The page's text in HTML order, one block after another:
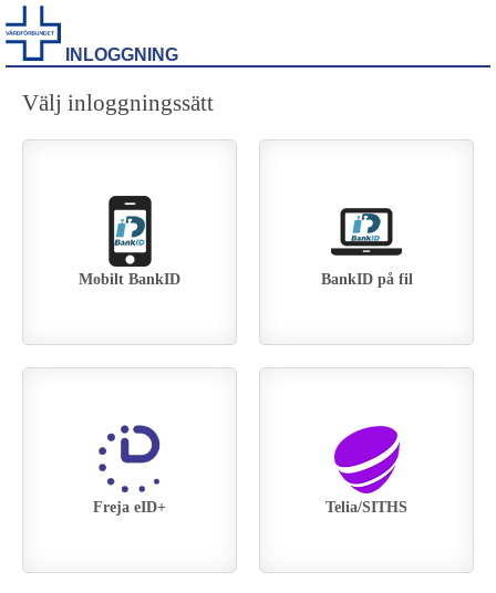
INLOGGNING
Välj inloggningssätt
Mobilt BankID BankID på fil
Telia/SITHS
Freja eID+